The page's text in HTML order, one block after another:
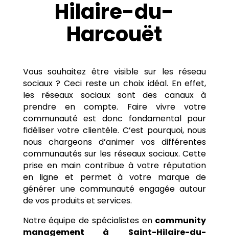
Hilaire-du-
Harcouët
Vous souhaitez être visible sur les réseau
sociaux ? Ceci reste un choix idéal. En effet,
les réseaux sociaux sont des canaux à
prendre en compte. Faire vivre votre
communauté est donc fondamental pour
fidéliser votre clientèle. C’est pourquoi, nous
nous chargeons d’animer vos différentes
communautés sur les réseaux sociaux. Cette
prise en main contribue à votre réputation
en ligne et permet à votre marque de
générer une communauté engagée autour
de vos produits et services.
Notre équipe de spécialistes en community
management à
Saint-Hilaire-du-